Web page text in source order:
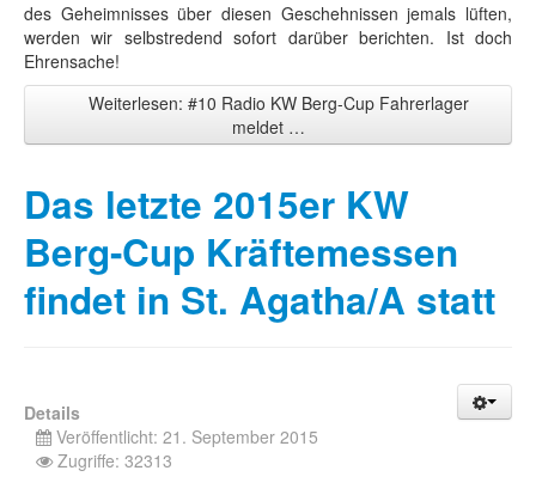
des Geheimnisses über diesen Geschehnissen jemals lüften,
werden wir selbstredend sofort darüber berichten. Ist doch
Ehrensache!
Weiterlesen: #10 Radio KW Berg-Cup Fahrerlager
meldet …
Das letzte 2015er KW
Berg-Cup Kräftemessen
findet in St. Agatha/A statt
Details
Veröffentlicht: 21. September 2015
Zugriffe: 32313